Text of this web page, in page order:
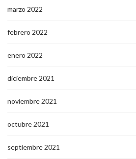
marzo 2022
febrero 2022
enero 2022
diciembre 2021
noviembre 2021
octubre 2021
septiembre 2021